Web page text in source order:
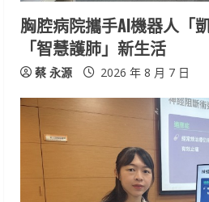
胸腔病院攜手AI機器人「
「智慧護肺」新生活
蔡 永源 2026 年 8 月 7 日